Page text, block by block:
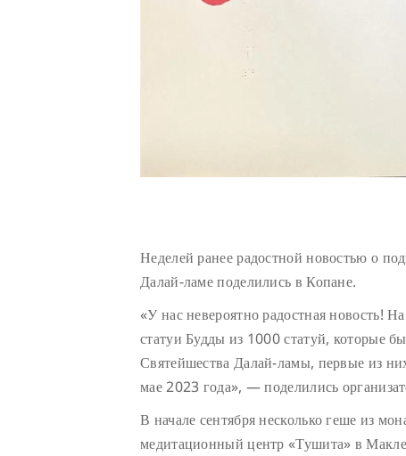
Неделей ранее радостной новостью о
Далай-ламе поделились в Копане.
«У нас невероятно радостная новость!
статуи Будды из 1000 статуй, которые
Святейшества Далай-ламы, первые из
мае 2023 года», — поделились
В начале сентября несколько геше из
медитационный центр «Тушита» в